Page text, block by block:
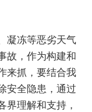
凝冻等恶劣天气
故，作为构建和
来抓，要结合我
安全隐患，通过
界理解和支持，